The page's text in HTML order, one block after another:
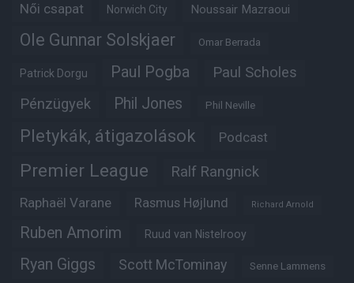
Női csapat Norwich City Noussair Mazraoui
Ole Gunnar Solskjaer Omar Berrada
Patrick Dorgu Paul Pogba Paul Scholes
Pénzügyek Phil Jones Phil Neville
Pletykák, átigazolások Podcast
Premier League Ralf Rangnick
Raphaël Varane Rasmus Højlund Richard Arnold
Ruben Amorim Ruud van Nistelrooy
Ryan Giggs Scott McTominay Senne Lammens